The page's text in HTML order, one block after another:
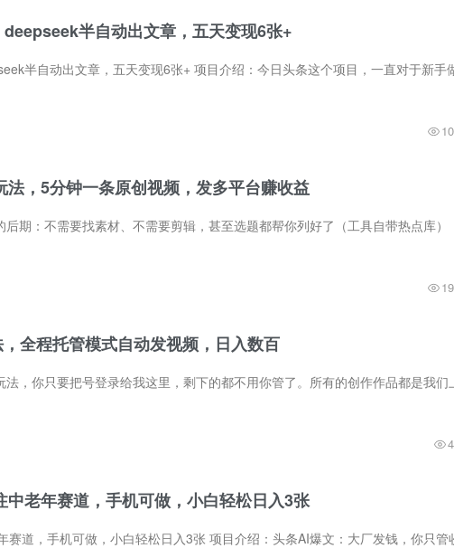
半自动出文章，五天变现6张+
天变现6张+ 项目介绍：今日头条这个项目，一直对于新手做网创的话还是很友好的，目前这个指令区别于上一个版本的指令会好很多，相当于指令然后用
10
法，5分钟一条原创视频，发多平台赚收益
19
全程托管模式自动发视频，日入数百
号登录给我这里，剩下的都不用你管了。所有的创作作品都是我们上传，说白了就是我拿着你的账号去撸创作者分成的收益，你只要每周四去提现就行，有时候
4
中老年赛道，手机可做，小白轻松日入3张
小白轻松日入3张 项目介绍：头条AI爆文：大厂发钱，你只管收割！别再死磕那些今天有明天没的小项目了！背靠字节跳动大平台，只要今日头条不倒，这